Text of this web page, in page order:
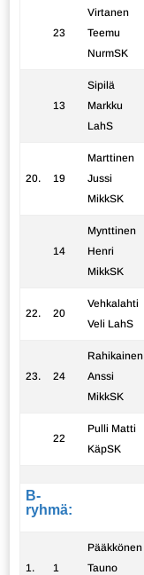
23
Virtanen
Teemu
NurmSK
13
Sipilä
Markku
LahS
20. 19
Marttinen
Jussi
MikkSK
14
Mynttinen
Henri
MikkSK
22. 20
Vehkalahti
Veli LahS
23. 24
Rahikainen
Anssi
MikkSK
22
Pulli Matti
KäpSK
B-
ryhmä:
1. 1
Pääkkönen
Tauno